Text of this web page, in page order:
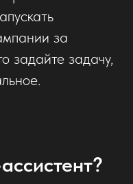
за
задайте задачу,